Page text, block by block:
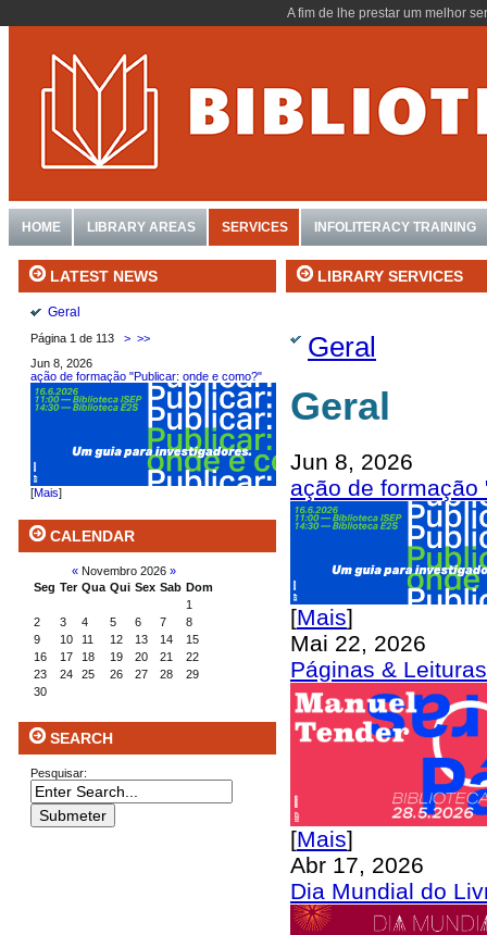
A fim de lhe prestar um melhor
HOME LIBRARY AREAS SERVICES INFOLITERACY TRAINING
LATEST NEWS
Geral
Página 1 de 113 > >>
Jun 8, 2026
ação de formação "Publicar: onde e como?"
[Mais]
CALENDAR
«Novembro 2026 »
Seg Ter Qua Qui Sex Sab Dom
1
2
3 4 5 6 7
8
9
10 11 12 13 14
15
16
17 18 19 20 21
22
23
24 25 26 27 28
29
30
SEARCH
Pesquisar:
LIBRARY SERVICES
Geral
Geral
Jun 8, 2026
ação de formação
[Mais]
Mai 22, 2026
Páginas &
[Mais]
Abr 17, 2026
Dia Mundial do